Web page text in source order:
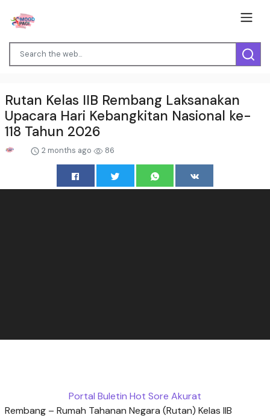
Rutan Kelas IIB Rembang Laksanakan
Upacara Hari Kebangkitan Nasional ke-
118 Tahun 2026
2 months ago 86
Portal Buletin Hot Sore Akurat
Rembang – Rumah Tahanan Negara (Rutan) Kelas IIB